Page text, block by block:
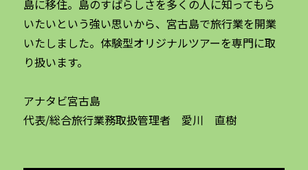
島に移住。島のすばらしさを多くの人に知ってもら
いたいという強い思いから、宮古島で旅行業を開業
いたしました。体験型オリジナルツアーを専門に取
り扱います。
アナタビ宮古島
代表/総合旅行業務取扱管理者 愛川 直樹